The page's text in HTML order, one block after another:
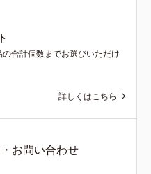
合計個数までお選びいただけ
詳しくはこちら
お問い合わせ